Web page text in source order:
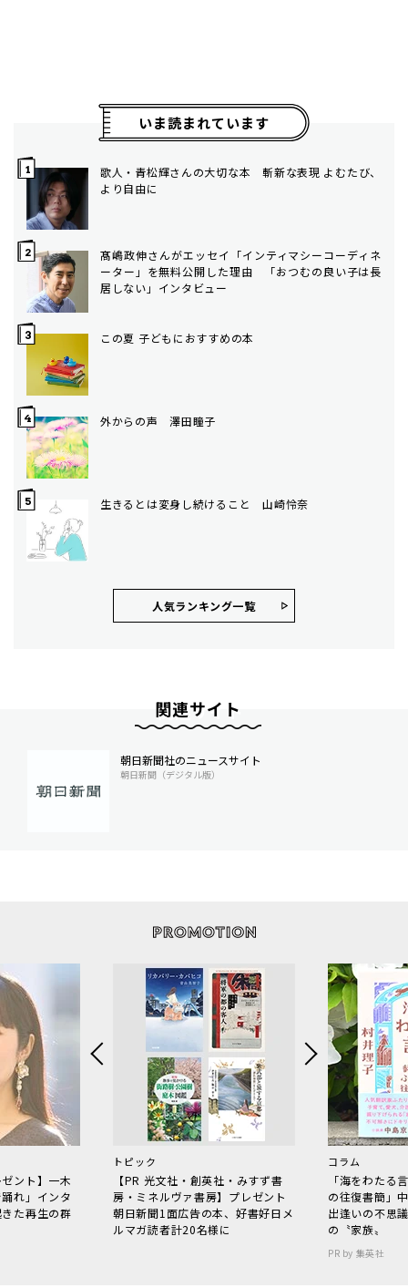
いま読まれています
歌人・青松輝さんの大切な本 斬新な表現 よむたび、
より自由に
髙嶋政伸さんがエッセイ「インティマシーコーディネ
ーター」を無料公開した理由 「おつむの良い子は長
居しない」インタビュー
この夏 子どもにおすすめの本
外からの声 澤田瞳子
生きるとは変身し続けること 山崎怜奈
人気ランキング⼀覧
関連サイト
朝日新聞社のニュースサイト
朝日新聞（デジタル版）
ント】一木
れ」インタ
た再生の群
トピック
【PR 光文社・創英社・みすず書
房・ミネルヴァ書房】プレゼント
朝日新聞1面広告の本、好書好日メ
ルマガ読者計20名様に
コラム
「海をわた
の往復書簡」
出逢いの不思
の〝家族〟
PR by 集英社